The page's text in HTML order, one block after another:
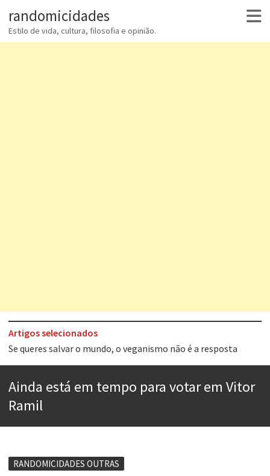
randomicidades
Estilo de vida, cultura, filosofia e opinião.
Artigos selecionados
Tem que filmar isso daí
Aprender a fracassar é o segredo do sucesso
Os causos de Jorge Luis Borges
Ainda está em tempo para votar em Vitor
Ramil
RANDOMICIDADES OUTRAS